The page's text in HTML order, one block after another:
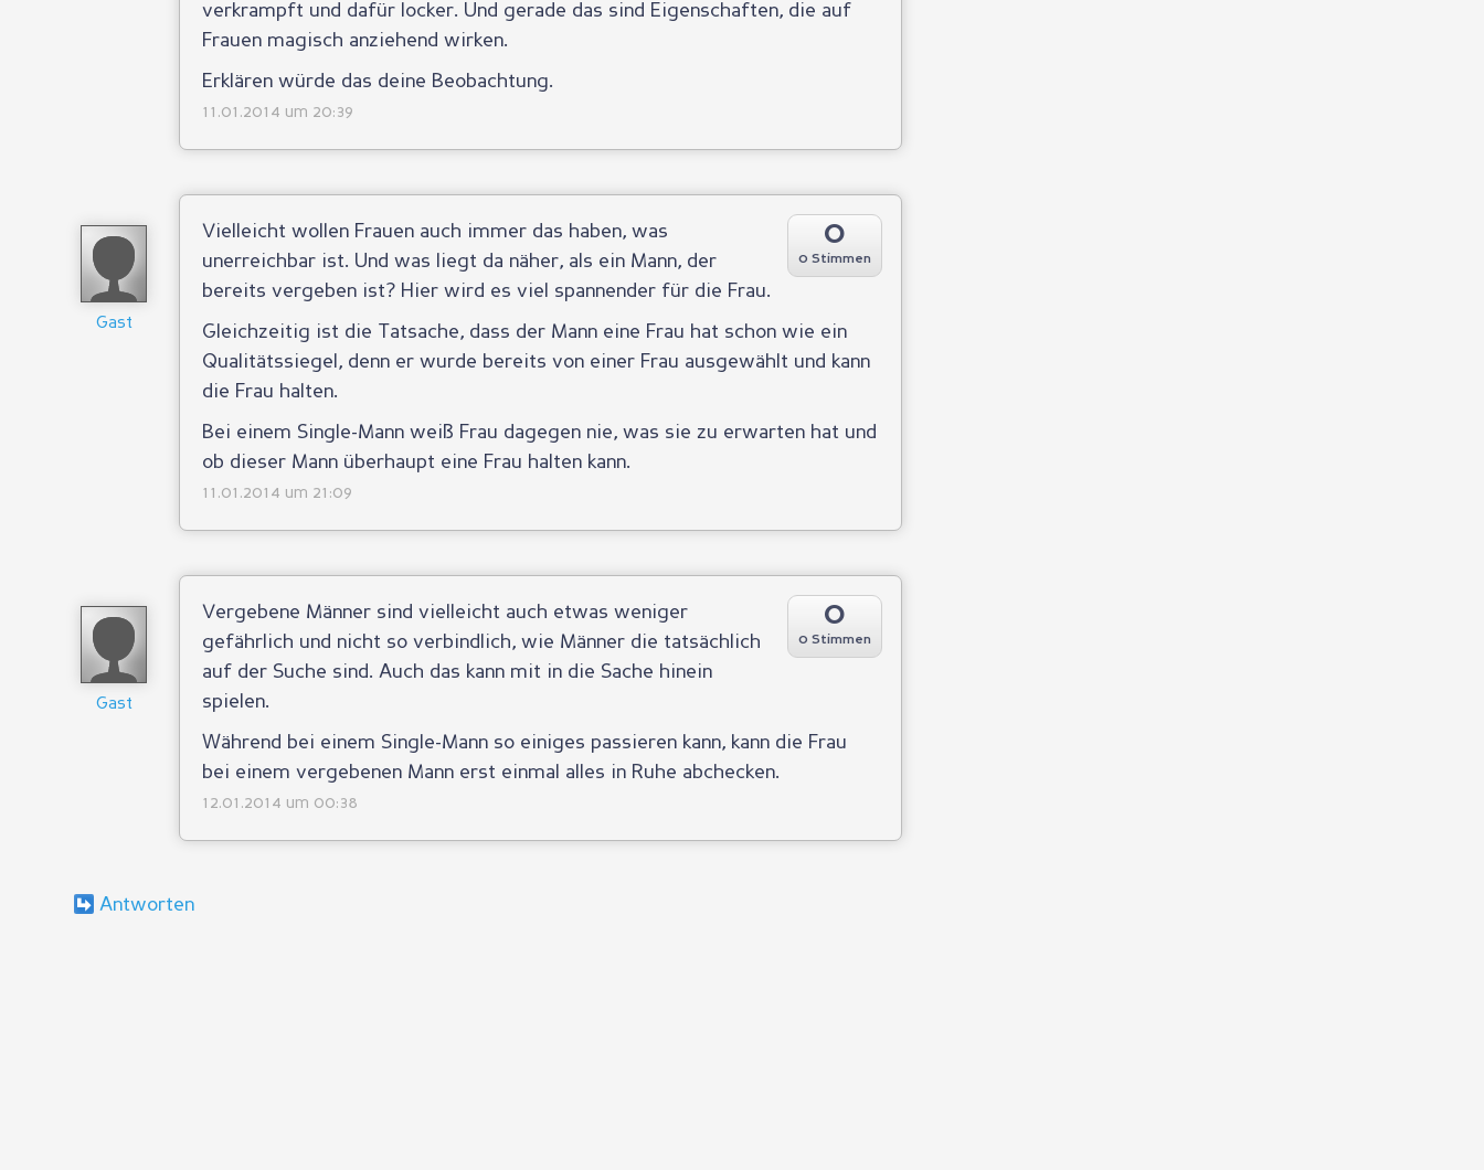
verkrampft und dafür locker. Und gerade das sind Eigenschaften, die auf
Frauen magisch anziehend wirken.
Erklären würde das deine Beobachtung.
11.01.2014 um 20:39
Gast
0
0 Stimmen
Vielleicht wollen Frauen auch immer das haben, was
unerreichbar ist. Und was liegt da näher, als ein Mann, der
bereits vergeben ist? Hier wird es viel spannender für die Frau.
Gleichzeitig ist die Tatsache, dass der Mann eine Frau hat schon wie ein
Qualitätssiegel, denn er wurde bereits von einer Frau ausgewählt und kann
die Frau halten.
Bei einem Single-Mann weiß Frau dagegen nie, was sie zu erwarten hat und
ob dieser Mann überhaupt eine Frau halten kann.
11.01.2014 um 21:09
Gast
0
0 Stimmen
Vergebene Männer sind vielleicht auch etwas weniger
gefährlich und nicht so verbindlich, wie Männer die tatsächlich
auf der Suche sind. Auch das kann mit in die Sache hinein
spielen.
Während bei einem Single-Mann so einiges passieren kann, kann die Frau
bei einem vergebenen Mann erst einmal alles in Ruhe abchecken.
12.01.2014 um 00:38
Antworten